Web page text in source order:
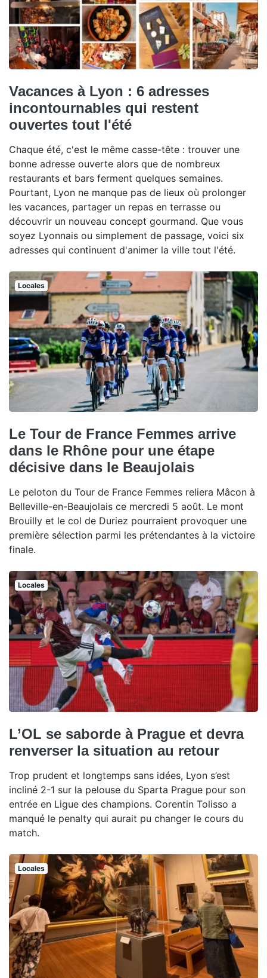
Vacances à Lyon : 6 adresses
incontournables qui restent
ouvertes tout l'été
Chaque été, c'est le même casse-tête : trouver une
bonne adresse ouverte alors que de nombreux
restaurants et bars ferment quelques semaines.
Pourtant, Lyon ne manque pas de lieux où prolonger
les vacances, partager un repas en terrasse ou
découvrir un nouveau concept gourmand. Que vous
soyez Lyonnais ou simplement de passage, voici six
adresses qui continuent d'animer la ville tout l'été.
Locales
Le Tour de France Femmes arrive
dans le Rhône pour une étape
décisive dans le Beaujolais
Le peloton du Tour de France Femmes reliera Mâcon à
Belleville-en-Beaujolais ce mercredi 5 août. Le mont
Brouilly et le col de Duriez pourraient provoquer une
première sélection parmi les prétendantes à la victoire
finale.
Locales
L’OL se saborde à Prague et devra
renverser la situation au retour
Trop prudent et longtemps sans idées, Lyon s’est
incliné 2-1 sur la pelouse du Sparta Prague pour son
entrée en Ligue des champions. Corentin Tolisso a
manqué le penalty qui aurait pu changer le cours du
match.
Locales